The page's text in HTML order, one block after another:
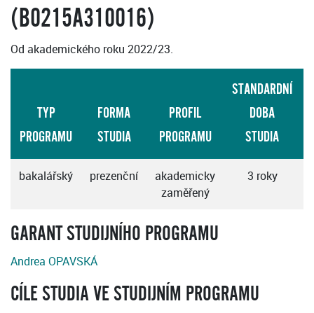
(B0215A310016)
Od akademického roku 2022/23.
TYP
PROGRAMU
FORMA
STUDIA
PROFIL
PROGRAMU
STANDARDNÍ
DOBA
STUDIA
bakalářský prezenční
akademicky
zaměřený
3 roky
GARANT STUDIJNÍHO PROGRAMU
Andrea OPAVSKÁ
CÍLE STUDIA VE STUDIJNÍM PROGRAMU